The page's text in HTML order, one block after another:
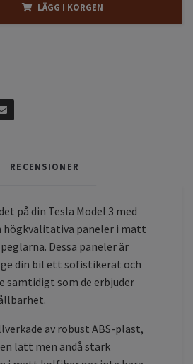
LÄGG I KORGEN
RECENSIONER
på din Tesla Model 3 med
högkvalitativa paneler i matt
Dessa paneler är
din bil ett sofistikerat och
samtidigt som de erbjuder
av robust ABS-plast,
lätt men ändå stark